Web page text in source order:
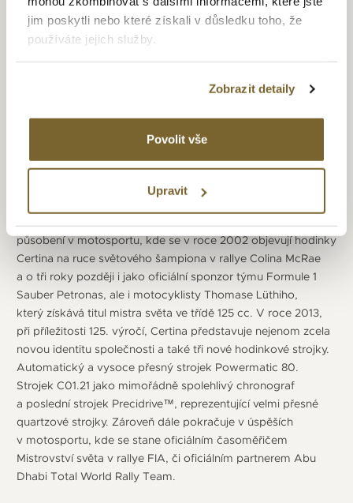
jim poskytli nebo které získali v důsledku toho, že
používáte jejich služby.
Zobrazit detaily
Povolit vše
Upravit
A následoval o 4 roky později projekt Tektite I (pořizování
záznamu pohybů a zvuků pod mořem), při kterém byla řada
potápěčů vybavena hodinkami Certina DS-2 Super
PH 500M. V roce 1970 se v projektu Tektite II využil model
Certina doprovázejí japonskou expedici na Mount Everest,
výšky 8 000 metrů o 1 000 výškových metrů. V roce 1983
která je v roce 1999 přejmenována na Swatch Group Ltd.
Tím se sportovní hodinky Certina se pohybují ve středním
působení v motosportu, kde se v roce 2002 objevují hodinky
Certina na ruce světového šampiona v rallye Colina McRae
a o tři roky později i jako oficiální sponzor týmu Formule 1
Sauber Petronas, ale i motocyklisty Thomase Lüthiho,
který získává titul mistra světa ve třídě 125 cc. V roce 2013,
při příležitosti 125. výročí, Certina představuje nejenom zcela
novou identitu společnosti a také tři nové hodinkové strojky.
Automatický a vysoce přesný strojek Powermatic 80.
Strojek C01.21 jako mimořádně spolehlivý chronograf
a poslední strojek Precidrive™, reprezentující velmi přesné
quartzové strojky. Zároveň dále pokračuje v úspěších
v motosportu, kde se stane oficiálním časoměřičem
Mistrovství světa v rallye FIA, či oficiálním partnerem Abu
Dhabi Total World Rally Team.